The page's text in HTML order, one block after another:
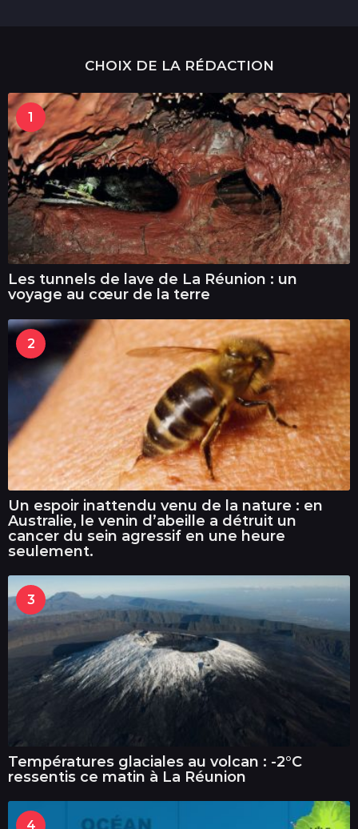
CHOIX DE LA RÉDACTION
1
Les tunnels de lave de La Réunion : un
voyage au cœur de la terre
2
Un espoir inattendu venu de la nature : en
Australie, le venin d’abeille a détruit un
cancer du sein agressif en une heure
seulement.
3
Températures glaciales au volcan : -2°C
ressentis ce matin à La Réunion
4